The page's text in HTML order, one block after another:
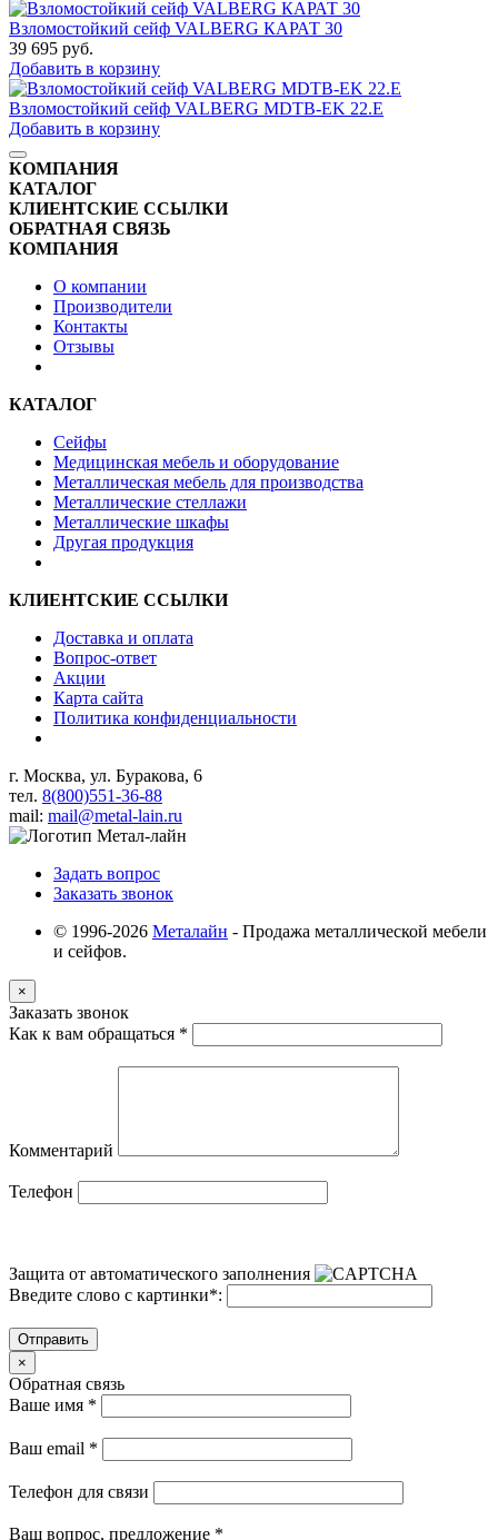
Взломостойкий сейф VALBERG КАРАТ 30
39 695 руб.
Добавить в корзину
Взломостойкий сейф VALBERG MDTB-EK 22.E
Добавить в корзину
КОМПАНИЯ
КАТАЛОГ
КЛИЕНТСКИЕ ССЫЛКИ
ОБРАТНАЯ СВЯЗЬ
КОМПАНИЯ
О компании
Производители
Контакты
Отзывы
КАТАЛОГ
Сейфы
Медицинская мебель и оборудование
Металлическая мебель для производства
Металлические стеллажи
Металлические шкафы
Другая продукция
КЛИЕНТСКИЕ ССЫЛКИ
Доставка и оплата
Вопрос-ответ
Акции
Карта сайта
Политика конфиденциальности
г. Москва, ул. Буракова, 6
тел. 8(800)551-36-88
mail: mail@metal-lain.ru
Задать вопрос
Заказать звонок
© 1996-2026 Металайн - Продажа металлической мебели
и сейфов.
×
Заказать звонок
Как к вам обращаться *
Комментарий
Телефон
Защита от автоматического заполнения
Введите слово с картинки*:
Отправить
×
Обратная связь
Ваше имя *
Ваш email *
Телефон для связи
Ваш вопрос, предложение *